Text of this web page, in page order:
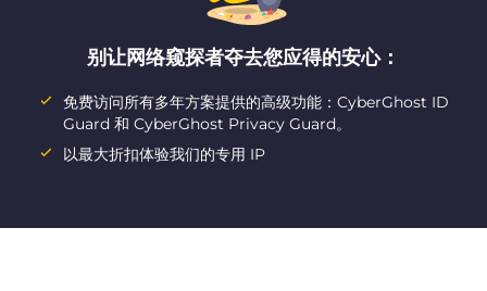
别让网络窥探者夺去您应得的安心：
免费访问所有多年方案提供的高级功能：CyberGhost ID
Guard 和 CyberGhost Privacy Guard。
以最大折扣体验我们的专用 IP